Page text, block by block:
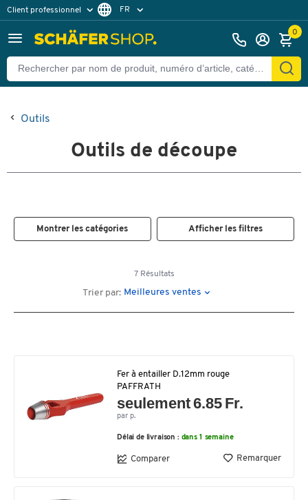
Client professionnel
Client particulier
FR
0
Outils
Outils de découpe
Montrer les catégories Afficher les filtres
7 Résultats
Trier par: Meilleures ventes
Fer à entailler D.12mm rouge
PAFFRATH
seulement 6.85 Fr.
par p.
Délai de livraison : dans 1 semaine
Comparer Remarquer